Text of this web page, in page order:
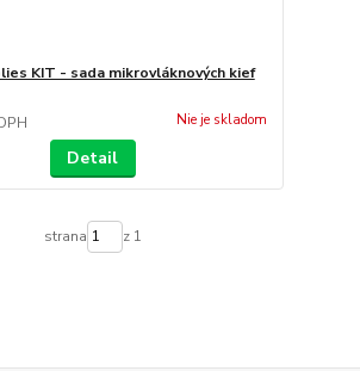
KIT - sada mikrovláknových kief
Nie je skladom
Detail
strana z 1